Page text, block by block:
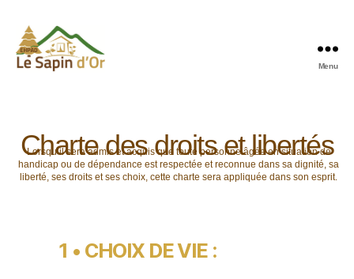
Menu
Charte des droits et libertés
Lorsqu’il sera admis et acquis que toute personne âgée en situation de
handicap ou de dépendance est respectée et reconnue dans sa dignité, sa
liberté, ses droits et ses choix, cette charte sera appliquée dans son esprit.
1 • CHOIX DE VIE :